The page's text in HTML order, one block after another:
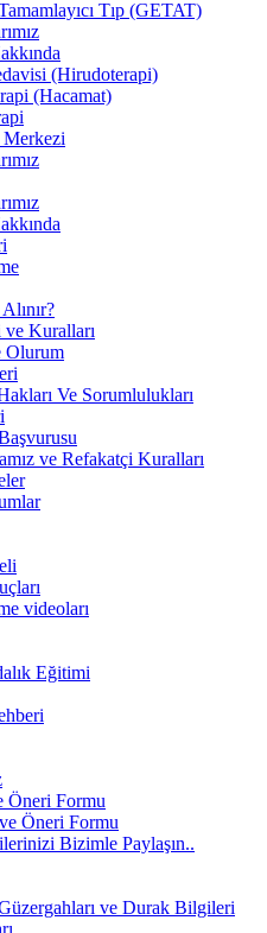
Tıp (GETAT)
(Hirudoterapi)
(Hacamat)
Merkezi
Kuralları
Olurum
Ve Sorumlulukları
ve Refakatçi Kuralları
videoları
Eğitimi
Öneri Formu
Öneri Formu
Bizimle Paylaşın..
ve Durak Bilgileri